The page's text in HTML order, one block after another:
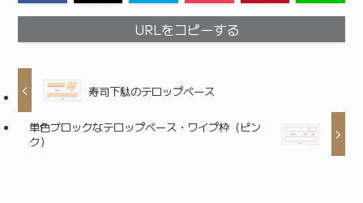
URLをコピーする
寿司下駄のテロップベース
単色ブロックなテロップベース・ワイプ枠（ピン
ク）